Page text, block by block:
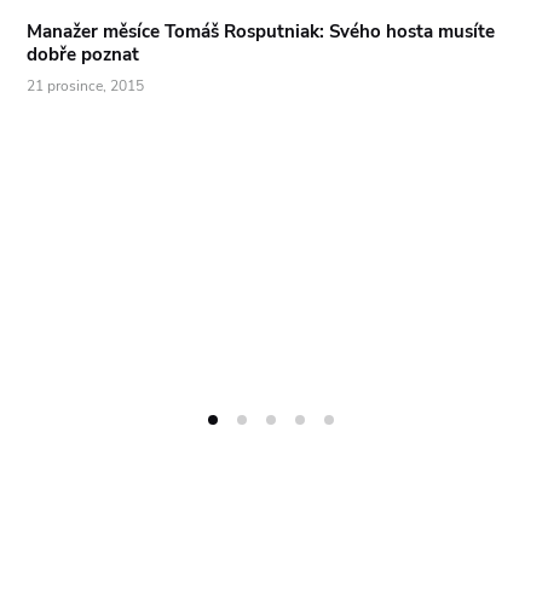
Manažer měsíce Tomáš Rosputniak: Svého hosta musíte
dobře poznat
21 prosince, 2015